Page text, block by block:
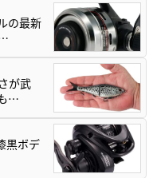
の最新
が武
…
黒ボデ